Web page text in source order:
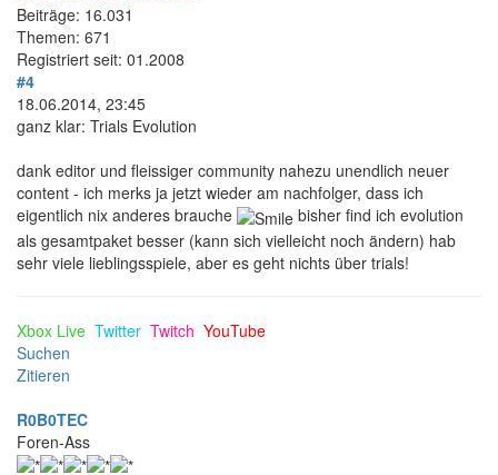
Beiträge: 16.031
Themen: 671
Registriert seit: 01.2008
#4
18.06.2014, 23:45
ganz klar: Trials Evolution
dank editor und fleissiger community nahezu unendlich neuer
content - ich merks ja jetzt wieder am nachfolger, dass ich
eigentlich nix anderes brauche
bisher find ich evolution
als gesamtpaket besser (kann sich vielleicht noch ändern) hab
sehr viele lieblingsspiele, aber es geht nichts über trials!
Xbox Live Twitter Twitch YouTube
Suchen
Zitieren
R0B0TEC
Foren-Ass